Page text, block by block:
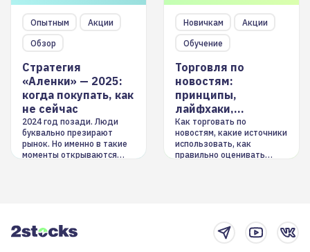
Опытным
Акции
Обзор
Стратегия
«Аленки» — 2025:
когда покупать, как
не сейчас
2024 год позади. Люди
буквально презирают
рынок. Но именно в такие
моменты открываются
Новичкам
Акции
Обучение
Торговля по
новостям:
принципы,
лайфхаки,
инструменты
Как торговать по
новостям, какие источники
использовать, как
правильно оценивать